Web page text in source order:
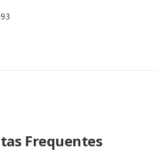
Frequentes